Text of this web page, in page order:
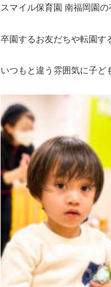
スマイル保育園 南福岡園
卒園するお友だちや転園す
いつもと違う雰囲気に子ど